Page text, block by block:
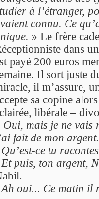
à l’étranger,
connu. Ce
» Le frère
dans
payé 200 euros
Il sort juste
il m’assure,
sa copine
libérale –
Oui, mais je ne vais
fait de mon
Qu’est-ce tu
Et puis, ton argent,
Ah oui... Ce matin il